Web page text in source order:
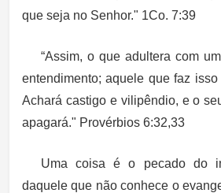
que seja no Senhor." 1Co. 7:39
“Assim, o que adultera com
entendimento; aquele que faz
Achará castigo e vilipêndio, e o
apagará." Provérbios 6:32,33
Uma coisa é o pecado do
daquele que não conhece o